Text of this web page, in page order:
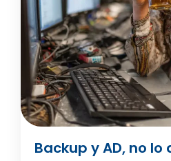
Backup y AD, no